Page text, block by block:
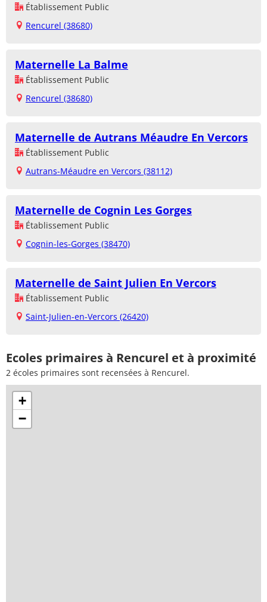
Établissement Public
Rencurel (38680)
Maternelle La Balme
Établissement Public
Rencurel (38680)
Maternelle de Autrans Méaudre En Vercors
Établissement Public
Autrans-Méaudre en Vercors (38112)
Maternelle de Cognin Les Gorges
Établissement Public
Cognin-les-Gorges (38470)
Maternelle de Saint Julien En Vercors
Établissement Public
Saint-Julien-en-Vercors (26420)
Ecoles primaires à Rencurel et à proximité
2 écoles primaires sont recensées à Rencurel.
+
−